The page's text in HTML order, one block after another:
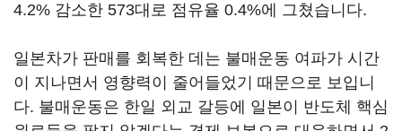
4.2% 감소한 573대로 점유율 0.4%에 그쳤습니다.
일본차가 판매를 회복한 데는 불매운동 여파가 시간
이 지나면서 영향력이 줄어들었기 때문으로 보입니
다. 불매운동은 한일 외교 갈등에 일본이 반도체 핵심